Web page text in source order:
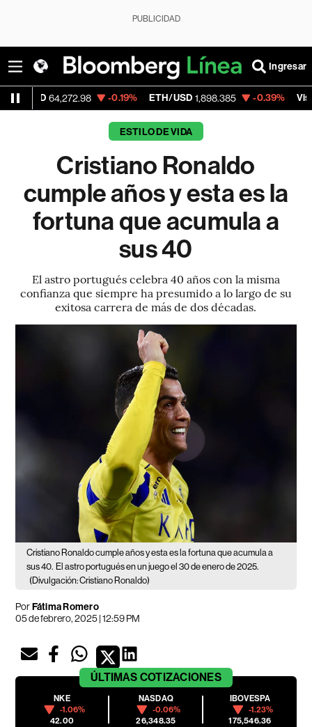
PUBLICIDAD
Ingresar
64,272.98 -0.19% ETH/USD 1,898.385 -0.39% Visa 370.47
ESTILO DE VIDA
Cristiano Ronaldo
cumple años y esta es la
fortuna que acumula a
sus 40
El astro portugués celebra 40 años con la misma
confianza que siempre ha presumido a lo largo de su
exitosa carrera de más de dos décadas.
Cristiano Ronaldo cumple años y esta es la fortuna que acumula a
sus 40. El astro portugués en un juego el 30 de enero de 2025.
(Divulgación: Cristiano Ronaldo)
PorFátima Romero
05 de febrero, 2025 | 12:59 PM
ÚLTIMAS COTIZACIONES
NKE
-1.06%
42.00
NASDAQ
-0.06%
26,348.35
IBOVESPA
-1.23%
175,546.36